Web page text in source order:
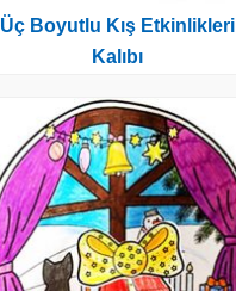
Üç Boyutlu Kış Etkinlikleri
Kalıbı